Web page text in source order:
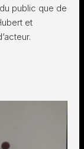
public que de
et